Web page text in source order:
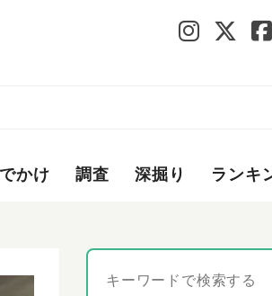
かけ 調査 深掘り ランキ